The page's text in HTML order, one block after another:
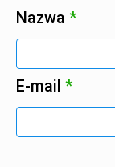
Nazwa *
E-mail *